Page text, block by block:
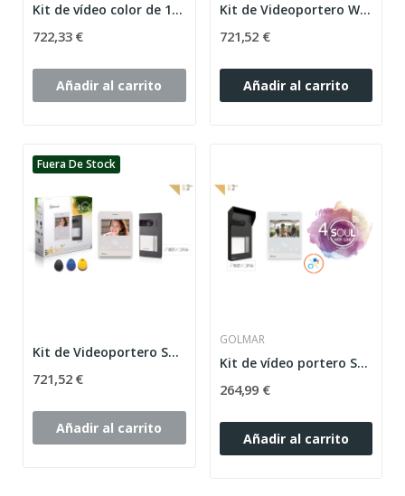
Kit de vídeo color de 1 línea N5110/Vesta 2
722,33 €
Añadir al carrito
Kit de Videoportero Wifi Soul Golmar 1 línea...
721,52 €
Añadir al carrito
Fuera De Stock
Kit de Videoportero Soul Golmar 1 línea...
721,52 €
Añadir al carrito
GOLMAR
Kit de vídeo portero Soul de 1 línea con Wi-Fi...
264,99 €
Añadir al carrito